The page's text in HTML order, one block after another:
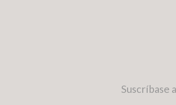
Suscríbase